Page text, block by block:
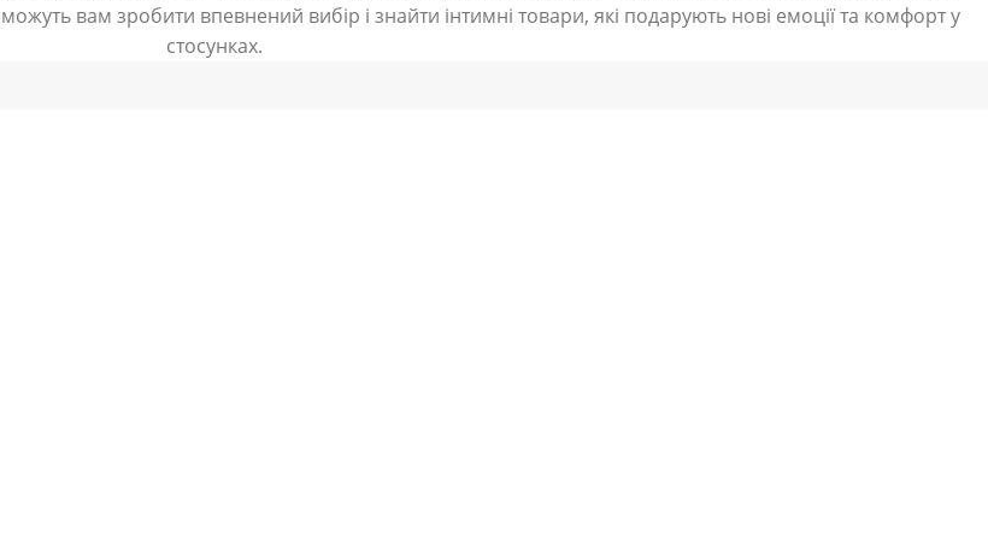
вам зробити впевнений вибір і знайти інтимні товари, які подарують нові емоції та комфорт у
стосунках.